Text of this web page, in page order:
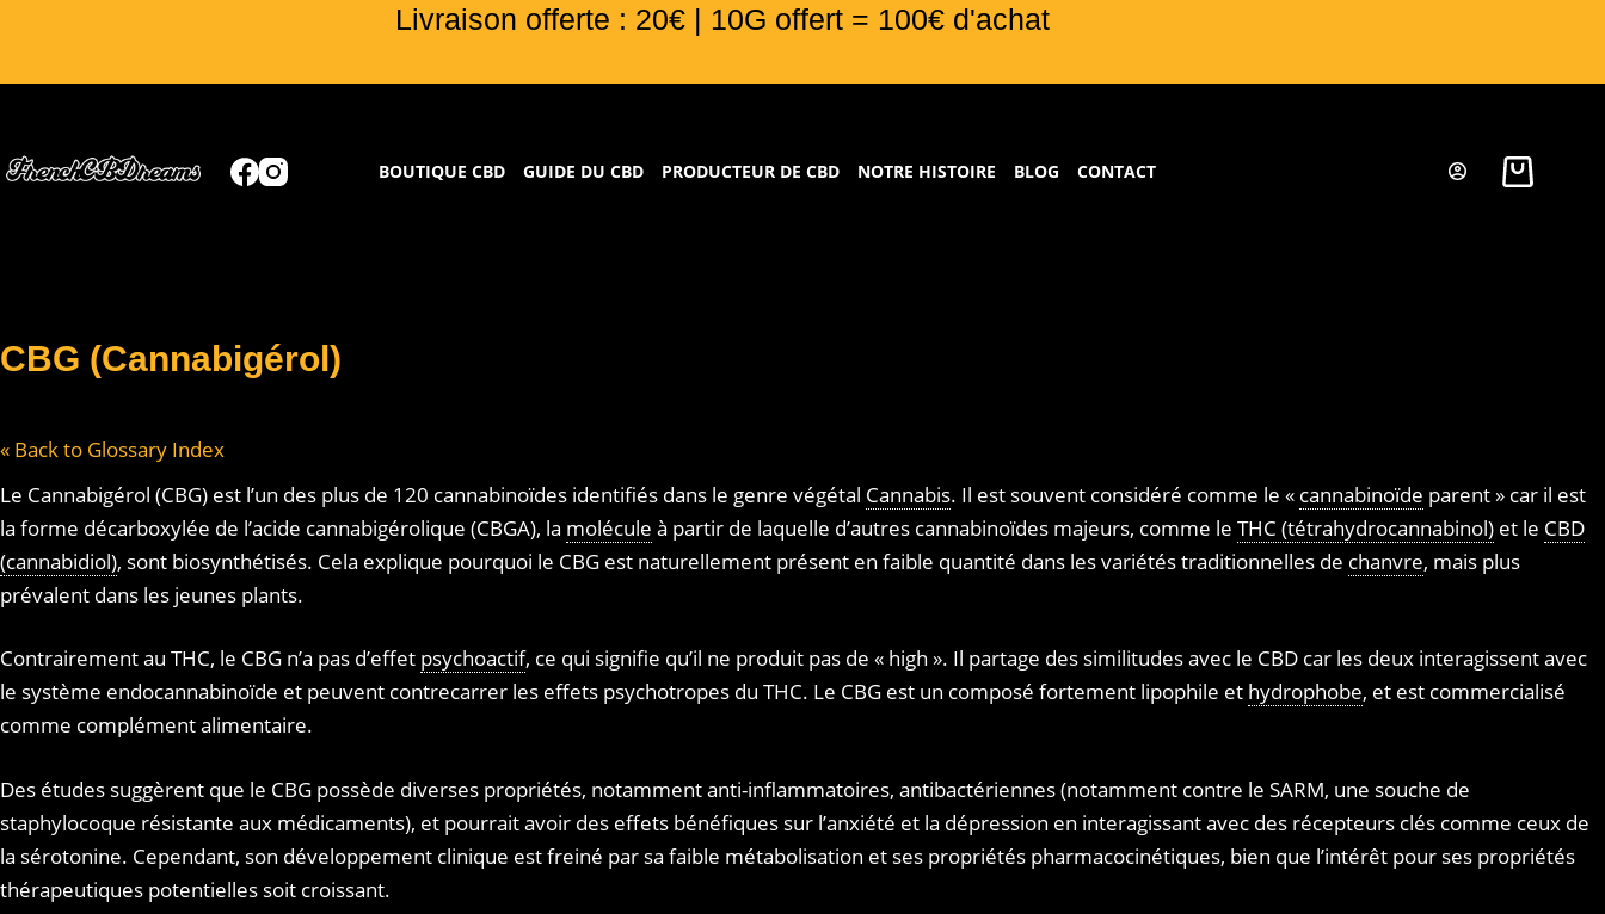
Livraison offerte : 20€ | 10G offert = 100€ d'achat
BOUTIQUE CBD GUIDE DU CBD PRODUCTEUR DE CBD NOTRE HISTOIRE BLOG CONTACT
CBG (Cannabigérol)
« Back to Glossary Index
Le Cannabigérol (CBG) est l’un des plus de 120 cannabinoïdes identifiés dans le genre végétal Cannabis. Il est souvent considéré comme le « cannabinoïde parent » car il est
la forme décarboxylée de l’acide cannabigérolique (CBGA), la molécule à partir de laquelle d’autres cannabinoïdes majeurs, comme le THC (tétrahydrocannabinol) et le CBD
(cannabidiol), sont biosynthétisés. Cela explique pourquoi le CBG est naturellement présent en faible quantité dans les variétés traditionnelles de chanvre, mais plus
prévalent dans les jeunes plants.
Contrairement au THC, le CBG n’a pas d’effet psychoactif, ce qui signifie qu’il ne produit pas de « high ». Il partage des similitudes avec le CBD car les deux interagissent avec
le système endocannabinoïde et peuvent contrecarrer les effets psychotropes du THC. Le CBG est un composé fortement lipophile et hydrophobe, et est commercialisé
comme complément alimentaire.
Des études suggèrent que le CBG possède diverses propriétés, notamment anti-inflammatoires, antibactériennes (notamment contre le SARM, une souche de
staphylocoque résistante aux médicaments), et pourrait avoir des effets bénéfiques sur l’anxiété et la dépression en interagissant avec des récepteurs clés comme ceux de
la sérotonine. Cependant, son développement clinique est freiné par sa faible métabolisation et ses propriétés pharmacocinétiques, bien que l’intérêt pour ses propriétés
thérapeutiques potentielles soit croissant.